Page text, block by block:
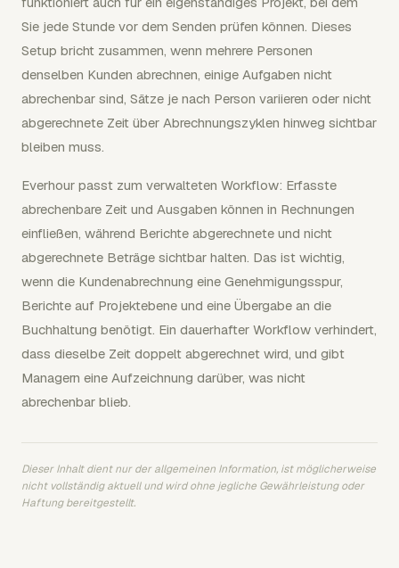
Sie jede Stunde vor dem Senden prüfen können. Dieses
Setup bricht zusammen, wenn mehrere Personen
denselben Kunden abrechnen, einige Aufgaben nicht
abrechenbar sind, Sätze je nach Person variieren oder nicht
abgerechnete Zeit über Abrechnungszyklen hinweg sichtbar
bleiben muss.
Everhour passt zum verwalteten Workflow: Erfasste
abrechenbare Zeit und Ausgaben können in Rechnungen
einfließen, während Berichte abgerechnete und nicht
abgerechnete Beträge sichtbar halten. Das ist wichtig,
wenn die Kundenabrechnung eine Genehmigungsspur,
Berichte auf Projektebene und eine Übergabe an die
Buchhaltung benötigt. Ein dauerhafter Workflow verhindert,
dass dieselbe Zeit doppelt abgerechnet wird, und gibt
Managern eine Aufzeichnung darüber, was nicht
abrechenbar blieb.
Dieser Inhalt dient nur der allgemeinen Information, ist möglicherweise
nicht vollständig aktuell und wird ohne jegliche Gewährleistung oder
Haftung bereitgestellt.